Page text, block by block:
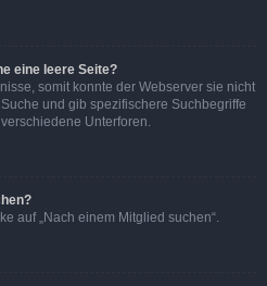
eine leere Seite?
somit konnte der Webserver sie nicht
und gib spezifischere Suchbegriffe
Unterforen.
auf „Nach einem Mitglied suchen“.